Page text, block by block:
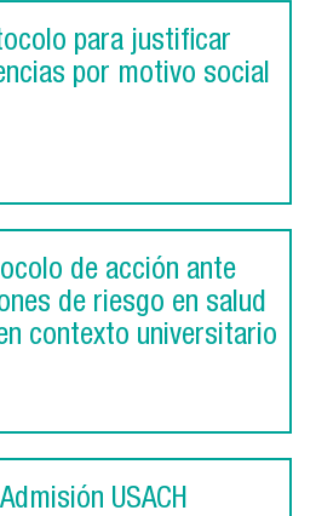
para justificar
por motivo social
de acción ante
de riesgo en salud
contexto universitario
Admisión USACH